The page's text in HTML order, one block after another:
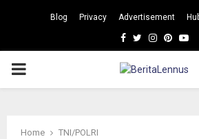
Blog Privacy Advertisement
Facebook
TwitterInstagram
PRIMARY
Home
TNI/POLRI